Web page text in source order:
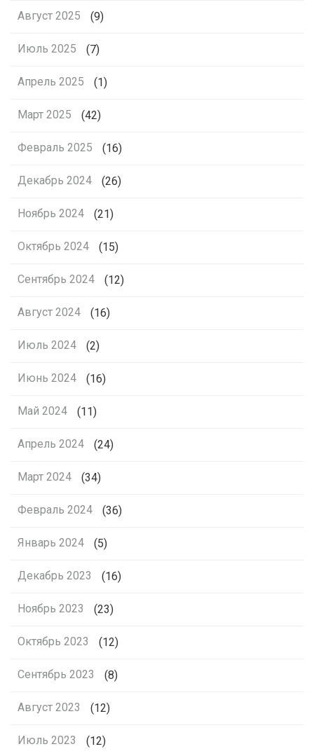
Август 2025 (9)
Июль 2025 (7)
Апрель 2025 (1)
Март 2025 (42)
Февраль 2025 (16)
Декабрь 2024 (26)
Ноябрь 2024 (21)
Октябрь 2024 (15)
Сентябрь 2024 (12)
Август 2024 (16)
Июль 2024 (2)
Июнь 2024 (16)
Май 2024 (11)
Апрель 2024 (24)
Март 2024 (34)
Февраль 2024 (36)
Январь 2024 (5)
Декабрь 2023 (16)
Ноябрь 2023 (23)
Октябрь 2023 (12)
Сентябрь 2023 (8)
Август 2023 (12)
Июль 2023 (12)